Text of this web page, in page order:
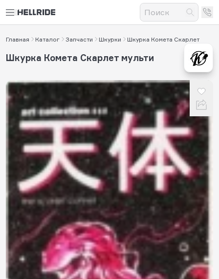
Главная Каталог Запчасти Шкурки Шкурка Комета Скарлет
Шкурка Комета Скарлет мульти